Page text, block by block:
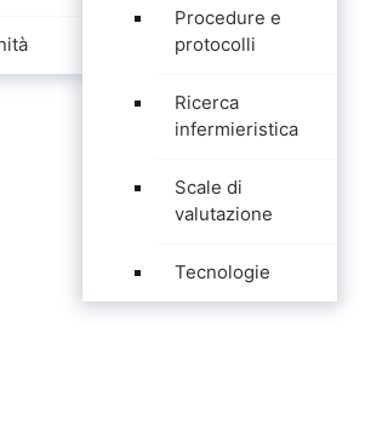
Procedure e
protocolli
Ricerca
infermieristica
Scale di
valutazione
Tecnologie